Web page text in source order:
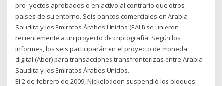
pro- yectos aprobados o en activo al contrario que otros
países de su entorno. Seis bancos comerciales en Arabia
Saudita y los Emiratos Árabes Unidos (EAU) se unieron
recientemente a un proyecto de criptografía. Según los
informes, los seis participarán en el proyecto de moneda
digital (Aber) para transacciones transfronterizas entre Arabia
Saudita y los Emiratos Árabes Unidos.
El 2 de febrero de 2009, Nickelodeon suspendió los bloques